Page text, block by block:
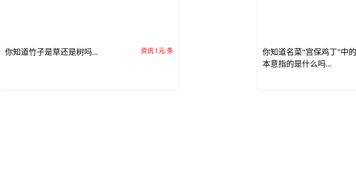
你知道竹子是草还是树吗... 资讯 1元/条
你知道名菜“宫保鸡丁”中
本意指的是什么吗...